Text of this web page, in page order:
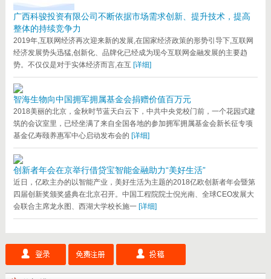
广西科骏投资有限公司不断依据市场需求创新、提升技术，提高
整体的持续竞争力
2019年,互联网经济再次迎来新的发展,在国家经济政策的形势引导下,互联网
经济发展势头迅猛,创新化、品牌化已经成为现今互联网金融发展的主要趋
势。不仅仅是对于实体经济而言,在互 [详细]
智海生物向中国拥军拥属基金会捐赠价值百万元
2018美丽的北京，金秋时节蓝天白云下，中共中央党校门前，一个花园式建
筑的会议室里，已经坐满了来自全国各地的参加拥军拥属基金会新长征专项
基金亿寿颐养惠军中心启动发布会的 [详细]
创新者年会在京举行借贷宝智能金融助力“美好生活”
近日，亿欧主办的以智能产业，美好生活为主题的2018亿欧创新者年会暨第
四届创新奖颁奖盛典在北京召开。中国工程院院士倪光南、全球CEO发展大
会联合主席龙永图、西湖大学校长施一 [详细]